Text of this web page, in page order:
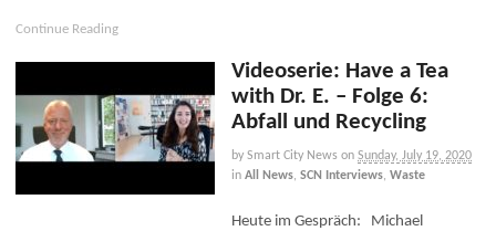
Continue Reading
Videoserie: Have a Tea
with Dr. E. – Folge 6:
Abfall und Recycling
by Smart City News on Sunday, July 19, 2020
in All News, SCN Interviews, Waste
Heute im Gespräch: Michael